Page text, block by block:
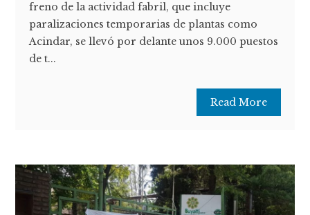
freno de la actividad fabril, que incluye
paralizaciones temporarias de plantas como
Acindar, se llevó por delante unos 9.000 puestos
de t...
Read More